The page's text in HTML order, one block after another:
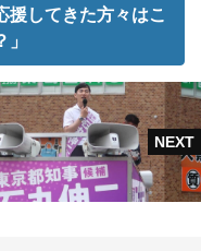
してきた方々はこ